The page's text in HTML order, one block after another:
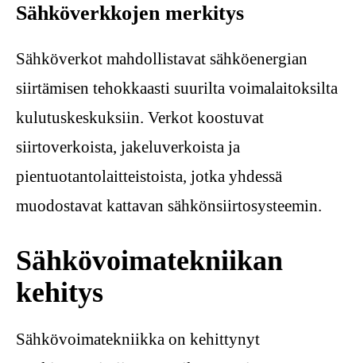
Sähköverkkojen merkitys
Sähköverkot mahdollistavat sähköenergian
siirtämisen tehokkaasti suurilta voimalaitoksilta
kulutuskeskuksiin. Verkot koostuvat
siirtoverkoista, jakeluverkoista ja
pientuotantolaitteistoista, jotka yhdessä
muodostavat kattavan sähkönsiirtosysteemin.
Sähkövoimatekniikan
kehitys
Sähkövoimatekniikka on kehittynyt